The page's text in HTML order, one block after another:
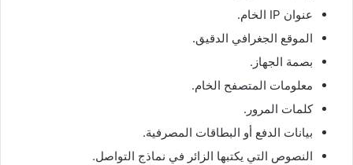
عنوان IP الخام.
الموقع الجغرافي الدقيق.
بصمة الجهاز.
معلومات المتصفح الخام.
كلمات المرور.
بيانات الدفع أو البطاقات المصرفية.
النصوص التي يكتبها الزائر في نماذج التواصل.